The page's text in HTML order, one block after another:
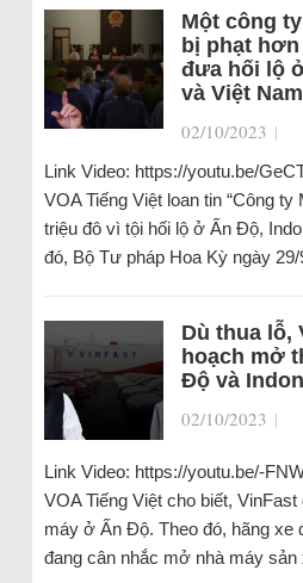
Một công
bị phạt
đưa hối lộ
và Việt Nam
02/10/2023 |
Link Video: https://youtu.be/
VOA Tiếng Việt loan tin “Công ty
triệu đô vì tội hối lộ ở Ấn Độ,
đó, Bộ Tư pháp Hoa Kỳ ngày
Dù thua lỗ,
hoạch mở
Độ và
02/10/2023 |
Link Video: https://youtu.be/-
VOA Tiếng Việt cho biết,
máy ở Ấn Độ. Theo đó, hãng xe
đang cân nhắc mở nhà máy